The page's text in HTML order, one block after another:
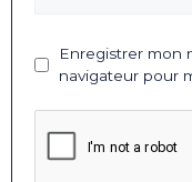
Enregistrer mon
navigateur pour